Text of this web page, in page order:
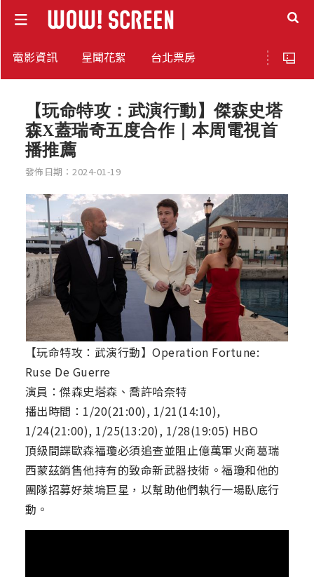
電影資訊 星聞花絮 台北票房
【玩命特攻：武演行動】傑森史塔
森X蓋瑞奇五度合作｜本周電視首
播推薦
發佈日期：2024-01-19
【玩命特攻：武演行動】Operation Fortune:
Ruse De Guerre
演員：傑森史塔森、喬許哈奈特
播出時間：1/20(21:00), 1/21(14:10),
1/24(21:00), 1/25(13:20), 1/28(19:05) HBO
頂級間諜歐森福瓊必須追查並阻止億萬軍火商葛瑞
西蒙茲銷售他持有的致命新武器技術。福瓊和他的
團隊招募好萊塢巨星，以幫助他們執行一場臥底行
動。